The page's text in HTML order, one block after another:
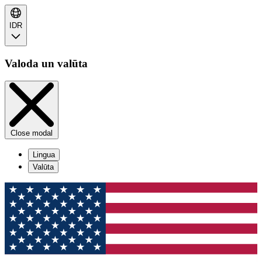
IDR
Valoda un valūta
Close modal
Lingua
Valūta